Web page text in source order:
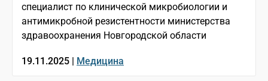
специалист по клинической микробиологии и
антимикробной резистентности министерства
здравоохранения Новгородской области
19.11.2025 | Медицина